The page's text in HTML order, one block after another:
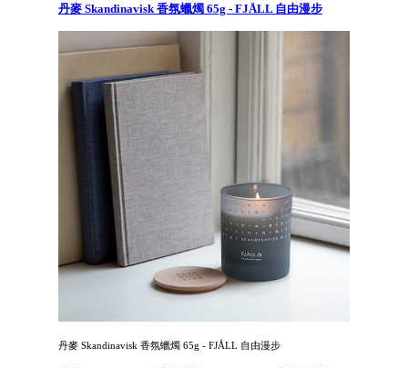
丹麥 Skandinavisk 香氛蠟燭 65g - FJÅLL 自由漫步
丹麥 Skandinavisk 香氛蠟燭 65g - FJÅLL 自由漫步